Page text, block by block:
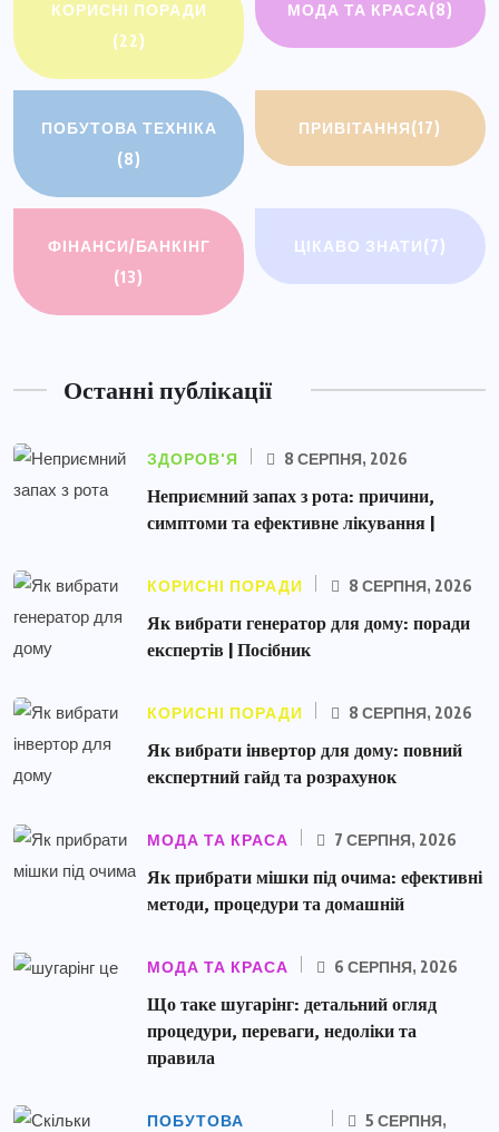
КОРИСНІ ПОРАДИ
(22)
МОДА ТА КРАСА(8)
ПОБУТОВА ТЕХНІКА
(8)
ПРИВІТАННЯ(17)
ФІНАНСИ/БАНКІНГ
(13)
ЦІКАВО ЗНАТИ(7)
Останні публікації
ЗДОРОВ'Я 8 СЕРПНЯ, 2026
Неприємний запах з рота: причини,
симптоми та ефективне лікування |
КОРИСНІ ПОРАДИ 8 СЕРПНЯ, 2026
Як вибрати генератор для дому: поради
експертів | Посібник
КОРИСНІ ПОРАДИ 8 СЕРПНЯ, 2026
Як вибрати інвертор для дому: повний
експертний гайд та розрахунок
МОДА ТА КРАСА 7 СЕРПНЯ, 2026
Як прибрати мішки під очима: ефективні
методи, процедури та домашній
МОДА ТА КРАСА 6 СЕРПНЯ, 2026
Що таке шугарінг: детальний огляд
процедури, переваги, недоліки та
правила
ПОБУТОВА
5 СЕРПНЯ,